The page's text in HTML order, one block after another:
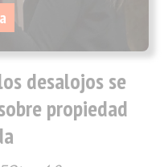
desalojos se
propiedad